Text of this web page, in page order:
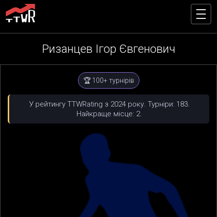
Ризанцев Ігор Євгенович
🏆 100+ турнірів
У рейтингу TTWRating з 2024 року. Турніри: 183.
Найкраще місце: 2.